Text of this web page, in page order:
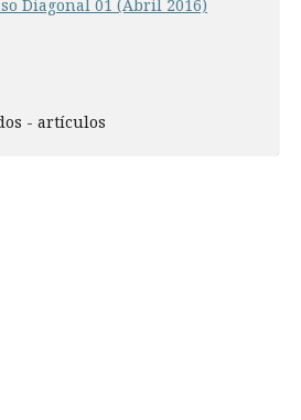
Diagonal 01 (Abril 2016)
- artículos